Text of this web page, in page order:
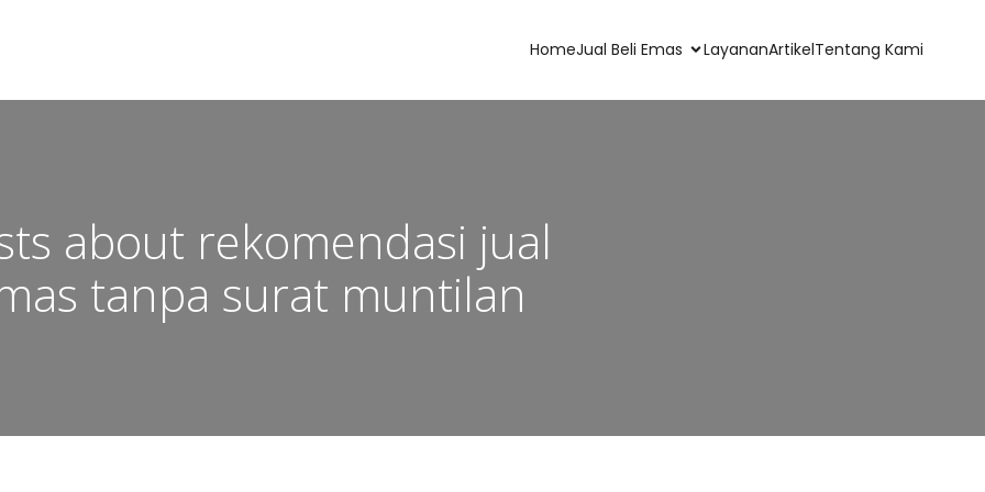
HomeJual Beli Emas LayananArtikelTentang Kami
about rekomendasi jual
tanpa surat muntilan